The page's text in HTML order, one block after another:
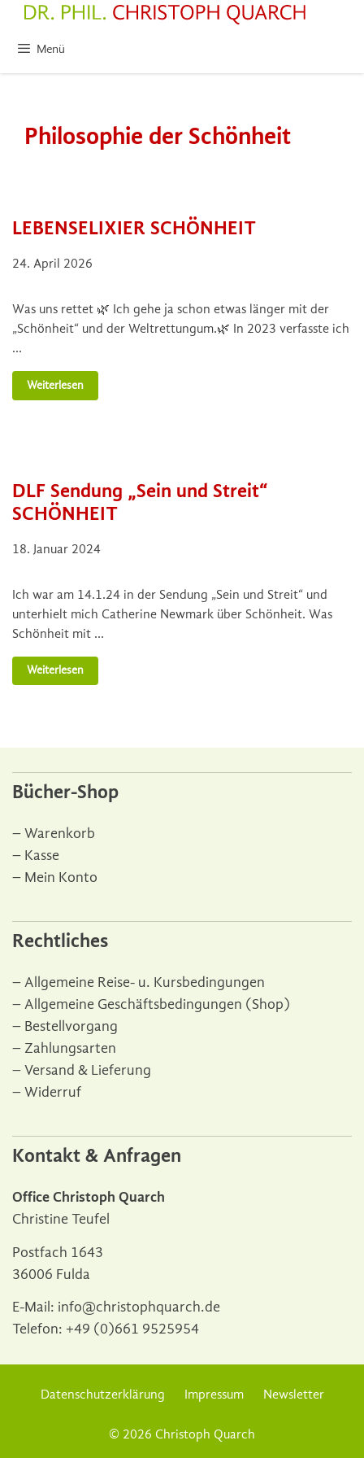
springenMenü
Philosophie der Schönheit
LEBENSELIXIER SCHÖNHEIT
24. April 2026
Was uns rettet 🌿 Ich gehe ja schon etwas länger mit der
„Schönheit“ und der Weltrettungum.🌿 In 2023 verfasste ich
…
Weiterlesen
DLF Sendung „Sein und Streit“
SCHÖNHEIT
18. Januar 2024
Ich war am 14.1.24 in der Sendung „Sein und Streit“ und
unterhielt mich Catherine Newmark über Schönheit. Was
Schönheit mit …
Weiterlesen
Bücher-Shop
Warenkorb
Kasse
Mein Konto
Rechtliches
Allgemeine Reise- u. Kursbedingungen
Allgemeine Geschäftsbedingungen (Shop)
Bestellvorgang
Zahlungsarten
Versand & Lieferung
Widerruf
Kontakt & Anfragen
Office Christoph Quarch
Christine Teufel
Postfach 1643
36006 Fulda
E-Mail: info@christophquarch.de
Telefon: +49 (0)661 9525954
Datenschutzerklärung Impressum Newsletter
© 2026 Christoph Quarch